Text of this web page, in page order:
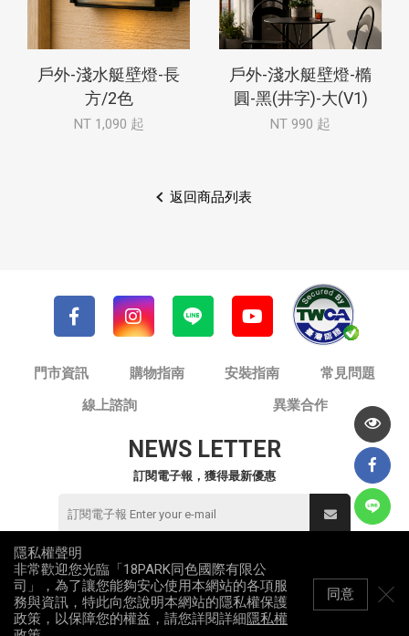
戶外-淺水艇壁燈-長
方/2色
NT 1,090 起
戶外-淺水艇壁燈-橢
圓-黑(井字)-大(V1)
NT 990 起
返回商品列表
門市資訊 購物指南 安裝指南
常見問題
線上諮詢
異業合作
NEWS LETTER
訂閱電子報，獲得最新優惠
© 同色國際有限公司 / 18PARK流行燈飾傢飾
統一編號：82953912
All Rights Reserved
隱私權聲明
非常歡迎您光臨「18PARK同色國際有限公
司」，為了讓您能夠安心使用本網站的各項服
務與資訊，特此向您說明本網站的隱私權保護
政策，以保障您的權益，請您詳閱詳細隱私權
同意